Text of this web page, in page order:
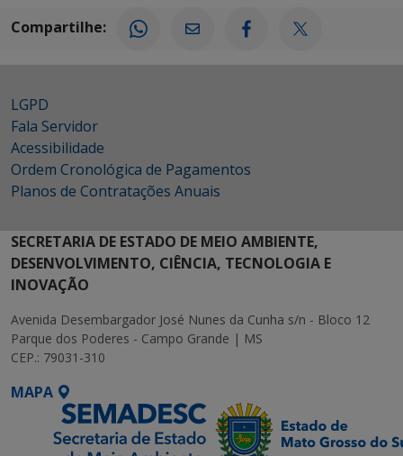
Compartilhe:
LGPD
Fala Servidor
Acessibilidade
Ordem Cronológica de Pagamentos
Planos de Contratações Anuais
SECRETARIA DE ESTADO DE MEIO AMBIENTE,
DESENVOLVIMENTO, CIÊNCIA, TECNOLOGIA E
INOVAÇÃO
Avenida Desembargador José Nunes da Cunha s/n - Bloco 12
Parque dos Poderes - Campo Grande | MS
CEP.: 79031-310
MAPA